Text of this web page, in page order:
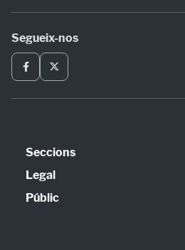
Segueix-nos
Seccions
Política
Opinió
Legal
Avís legal
Públic